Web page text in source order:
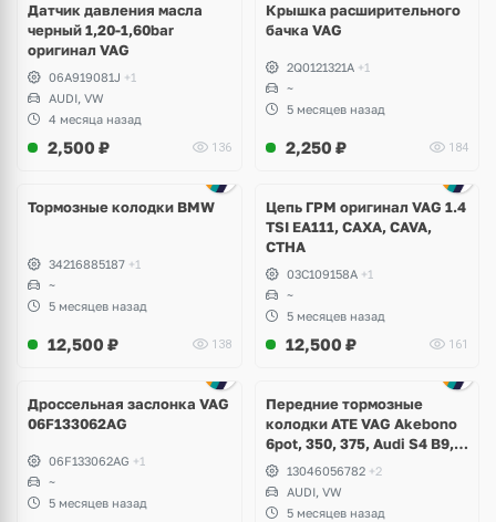
Датчик давления масла
черный 1,20-1,60bar
оригинал VAG
06A919081J +1
AUDI, VW
4 месяца назад
2,500 ₽ 136
Крышка расширительного
бачка VAG
2Q0121321A +1
~
5 месяцев назад
2,250 ₽ 184
Тормозные колодки BMW
34216885187 +1
~
5 месяцев назад
12,500 ₽ 138
Цепь ГРМ оригинал VAG 1.4
TSI EA111, CAXA, CAVA,
CTHA
03C109158A +1
~
5 месяцев назад
12,500 ₽ 161
Дроссельная заслонка VAG
06F133062AG
06F133062AG +1
~
5 месяцев назад
Передние тормозные
колодки ATE VAG Akebono
6pot, 350, 375, Audi S4 B9,
S5, A6 C8, A7, Q7, Q8,
Volkswagen Touareg
13046056782 +2
AUDI, VW
5 месяцев назад